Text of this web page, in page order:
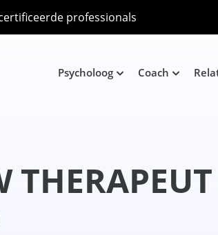
professionals
Psycholoog Coach